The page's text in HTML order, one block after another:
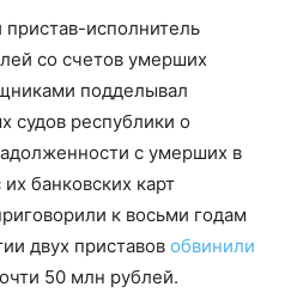
исполнитель
со счетов умерших
подделывал
судов республики о
с умерших в
банковских карт
к восьми годам
двух приставов обвинили
50 млн рублей.